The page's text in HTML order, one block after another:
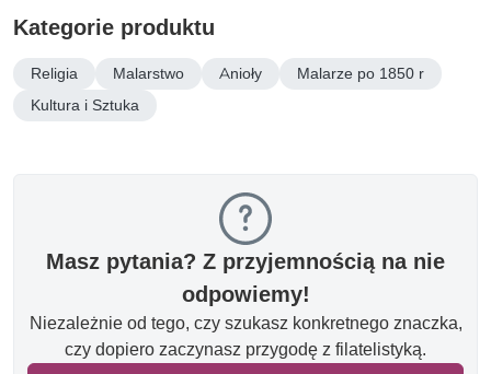
Kategorie produktu
Religia Malarstwo Anioły
Malarze po 1850 r
Kultura i Sztuka
Masz pytania? Z przyjemnością na nie
odpowiemy!
Niezależnie od tego, czy szukasz konkretnego znaczka,
czy dopiero zaczynasz przygodę z filatelistyką.